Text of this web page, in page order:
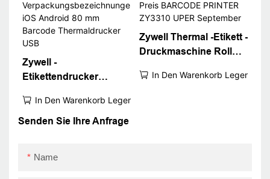
Zywell -
Etikettendrucker
und
Verpackungsbezeichnu
Thermaldrucker USB
In Den Warenkorb Legen
Zywell Thermal -Etikett -
Druckmaschine Roll
Druckerprodukte Preis
In Den Warenkorb Legen
Senden Sie Ihre Anfrage
Name